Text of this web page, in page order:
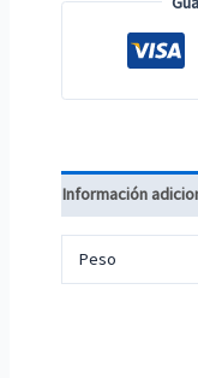
Información
Peso